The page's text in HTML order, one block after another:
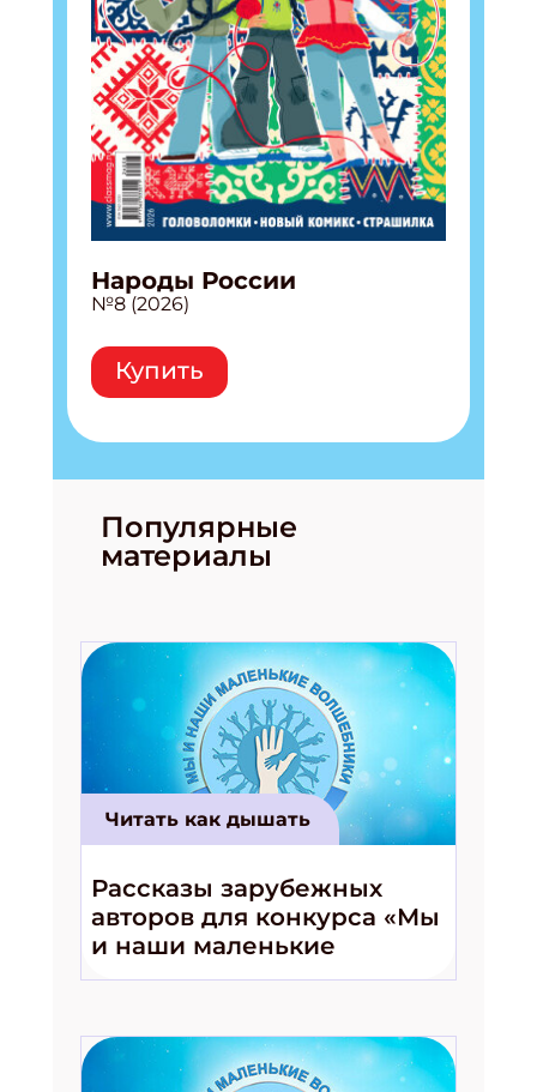
Народы России
№8 (2026)
Купить
Популярные
материалы
Читать как дышать
Рассказы зарубежных
авторов для конкурса «Мы
и наши маленькие
волшебники!»